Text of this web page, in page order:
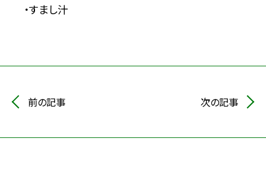
・すまし汁
前の記事 次の記事